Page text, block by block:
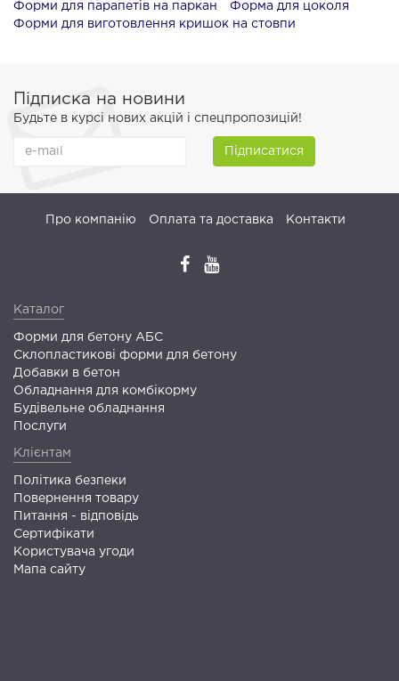
Форми для парапетів на паркан
Форма для цоколя
Форми для виготовлення кришок на стовпи
Підписка на новини
Будьте в курсі нових акцій і спецпропозицій!
Підписатися
Про компанію Оплата та доставка Контакти
Каталог
Форми для бетону АБС
Склопластикові форми для бетону
Добавки в бетон
Обладнання для комбікорму
Будівельне обладнання
Послуги
Клієнтам
Політика безпеки
Повернення товару
Питання - відповідь
Сертифікати
Користувача угоди
Мапа сайту